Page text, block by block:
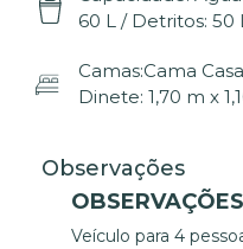
60 L / Detritos: 50
Camas:Cama
Dinete: 1,70 m x
Observações
OBSERVAÇÕES
Veículo para 4